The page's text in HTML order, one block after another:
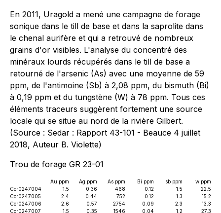
En 2011, Uragold a mené une campagne de forage
sonique dans le till de base et dans la saprolite dans
le chenal aurifère et qui a retrouvé de nombreux
grains d'or visibles. L'analyse du concentré des
minéraux lourds récupérés dans le till de base a
retourné de l'arsenic (As) avec une moyenne de 59
ppm, de l'antimoine (Sb) à 2,08 ppm, du bismuth (Bi)
à 0,19 ppm et du tungstène (W) à 78 ppm. Tous ces
éléments traceurs suggèrent fortement une source
locale qui se situe au nord de la rivière Gilbert.
(Source : Sedar : Rapport 43-101 - Beauce 4 juillet
2018, Auteur B. Violette)
Trou de forage GR 23-01
Au ppm Ag ppm As ppm Bi ppm sb ppm
w ppm
Cor0247004
1.5 0.36 468 0.12 1.5
22.5
Cor0247005
2.4 0.44 752 0.12 1.3
15.2
Cor0247006
2.6 0.57 2754 0.09 2.3
13.3
Cor0247007
1.5 0.35 1546 0.04 1.2 27.3